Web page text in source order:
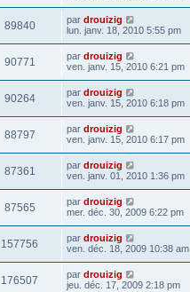
89840 par drouizig
lun. janv. 18, 2010 5:55 pm
90771 par drouizig
ven. janv. 15, 2010 6:21 pm
90264 par drouizig
ven. janv. 15, 2010 6:18 pm
88797 par drouizig
ven. janv. 15, 2010 6:17 pm
87361 par drouizig
ven. janv. 01, 2010 1:36 pm
87565 par drouizig
mer. déc. 30, 2009 6:22 pm
157756 par drouizig
ven. déc. 18, 2009 10:38 am
176507 par drouizig
jeu. déc. 17, 2009 2:18 pm